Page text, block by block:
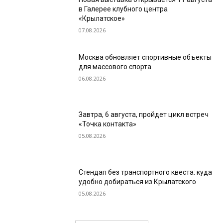
в Галерее клубного центра
«Крылатское»
07.08.2026
Москва обновляет спортивные объекты
для массового спорта
06.08.2026
Завтра, 6 августа, пройдет цикл встреч
«Точка контакта»
05.08.2026
Стендап без транспортного квеста: куда
удобно добираться из Крылатского
05.08.2026